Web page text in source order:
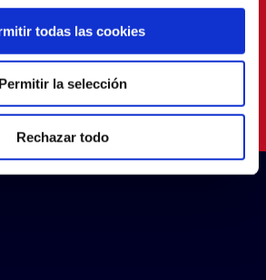
todas las cookies
Permitir la selección
Rechazar todo